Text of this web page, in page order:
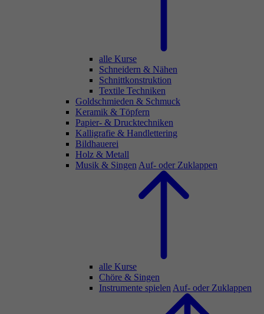
alle Kurse
Schneidern & Nähen
Schnittkonstruktion
Textile Techniken
Goldschmieden & Schmuck
Keramik & Töpfern
Papier- & Drucktechniken
Kalligrafie & Handlettering
Bildhauerei
Holz & Metall
Musik & Singen Auf- oder Zuklappen
alle Kurse
Chöre & Singen
Instrumente spielen Auf- oder Zuklappen